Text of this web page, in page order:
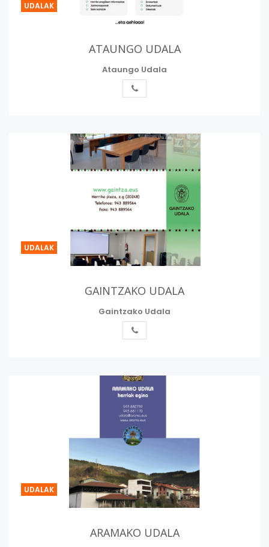
UDALAK
ATAUNGO UDALA
Ataungo Udala
UDALAK
GAINTZAKO UDALA
Gaintzako Udala
UDALAK
ARAMAKO UDALA